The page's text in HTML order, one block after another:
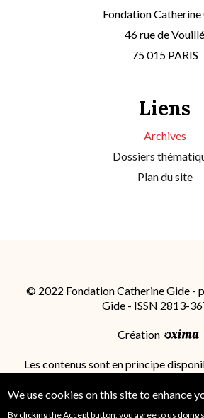
Fondation Catherine
46 rue de Vouillé
75 015 PARIS
Liens
Archives
Dossiers
Plan du site
© 2022 Fondation Catherine Gide -
Gide - ISSN 2813-
Création
Les contenus sont en principe
International (CC BY-SA 4.0);
supplémentaires peuvent
We use cookies on this site to enhance
By clicking the Accept button, you agree to us doing